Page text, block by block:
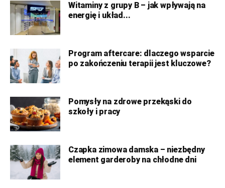
Witaminy z grupy B – jak wpływają na
energię i układ...
Program aftercare: dlaczego wsparcie
po zakończeniu terapii jest kluczowe?
Pomysły na zdrowe przekąski do
szkoły i pracy
Czapka zimowa damska – niezbędny
element garderoby na chłodne dni